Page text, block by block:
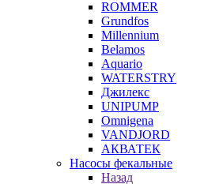
ROMMER
Grundfos
Millennium
Belamos
Aquario
WATERSTRY
Джилекс
UNIPUMP
Omnigena
VANDJORD
АКВАТЕК
Насосы фекальные
Назад